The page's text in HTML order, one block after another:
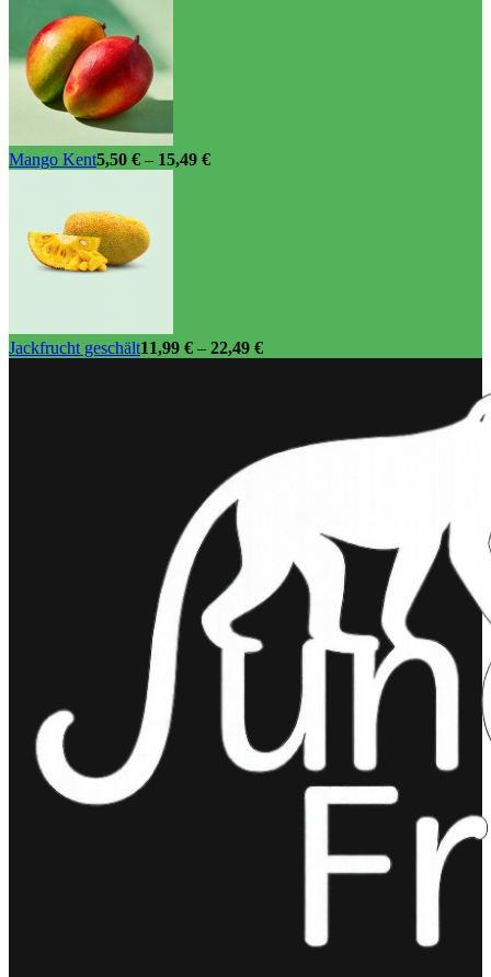
Mango Kent5,50 € – 15,49 €
Jackfrucht geschält11,99 € – 22,49 €